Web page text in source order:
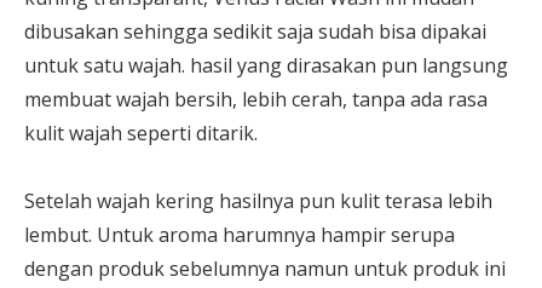
dibusakan sehingga sedikit saja sudah bisa dipakai
untuk satu wajah. hasil yang dirasakan pun langsung
membuat wajah bersih, lebih cerah, tanpa ada rasa
kulit wajah seperti ditarik.
Setelah wajah kering hasilnya pun kulit terasa lebih
lembut. Untuk aroma harumnya hampir serupa
dengan produk sebelumnya namun untuk produk ini